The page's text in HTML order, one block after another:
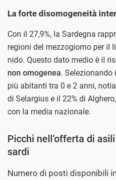
La forte disomogeneità
Con il 27,9%, la Sardegna
regioni del mezzogiorno per il
nido. Questo dato medio è il
non omogenea.
più abitanti tra 0 e 2 anni,
di Selargius e il 22% di
con la media nazionale.
Picchi nell’offerta di
sardi
Numero di posti disponibili